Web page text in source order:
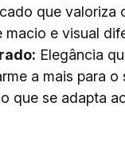
que valoriza
macio e visual
Elegância
a mais para o
que se adapta